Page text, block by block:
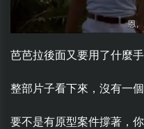
芭芭拉後面又要用了什麼
整部片子看下來，沒有一個
要不是有原型案件撐著，